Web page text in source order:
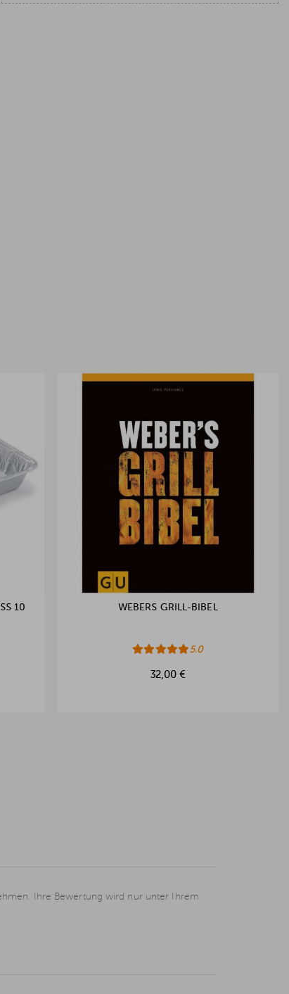
10 S
WEBERS GRILL-BIBEL
5.0
32,00 €
Ihre Bewertung wird nur unter Ihrem